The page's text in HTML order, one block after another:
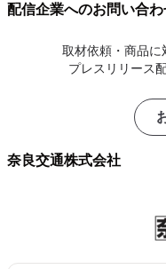
配信企業へのお問い合わ
取材依頼・商品に
プレスリリース
奈良交通株式会社